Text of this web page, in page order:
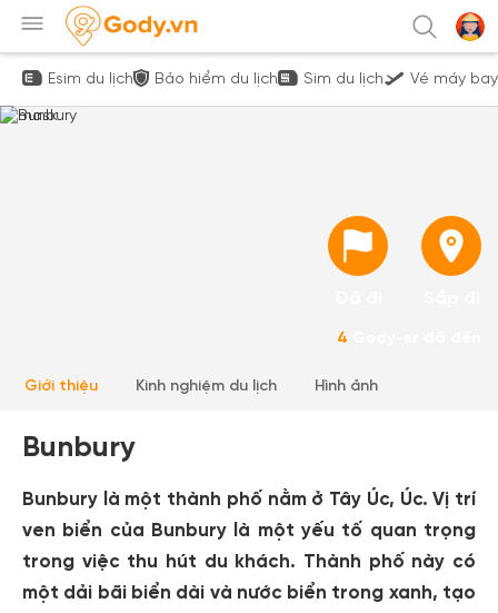
Esim du lịch Bảo hiểm du lịch Sim du lịch Vé máy bay
4
Giới thiệu Kinh nghiệm du lịch Hình ảnh
Bunbury
Bunbury là một thành phố nằm ở Tây Úc, Úc. Vị trí
ven biển của Bunbury là một yếu tố quan trọng
trong việc thu hút du khách. Thành phố này có
một dải bãi biển dài và nước biển trong xanh, tạo